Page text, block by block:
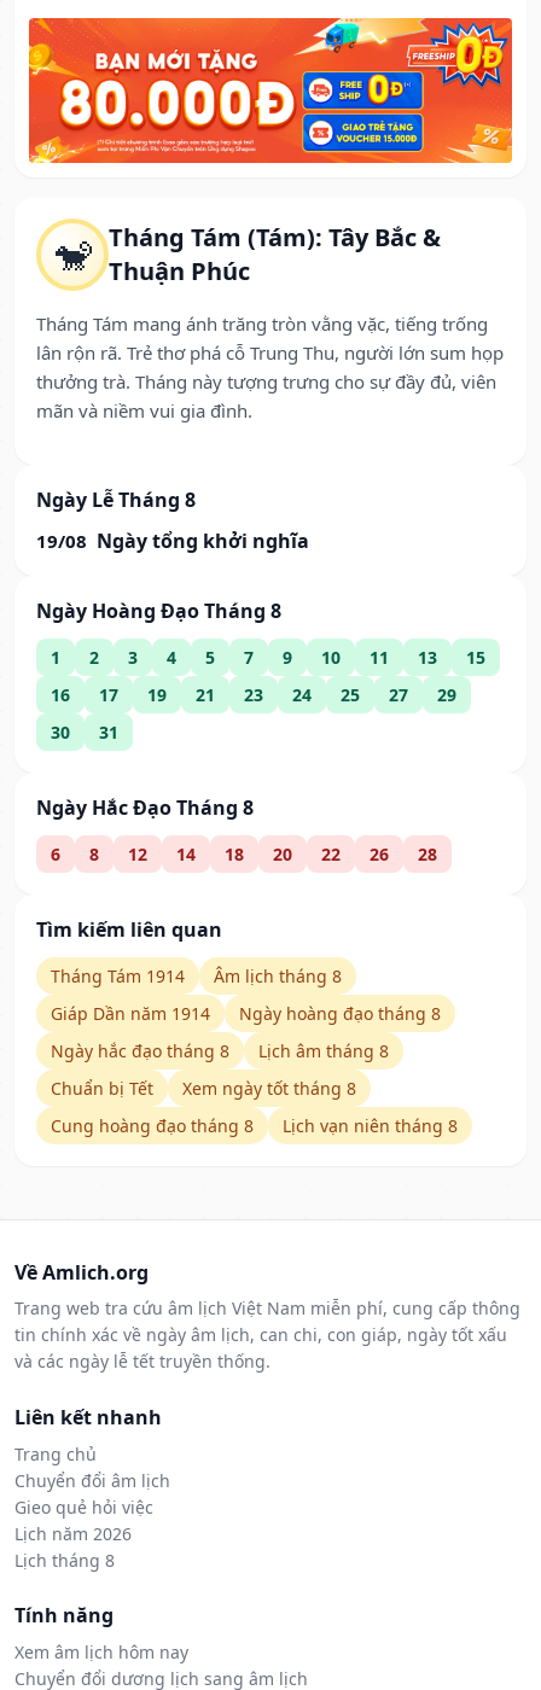
🐒 Tháng Tám (Tám): Tây Bắc &
Thuận Phúc
Tháng Tám mang ánh trăng tròn vằng vặc, tiếng trống
lân rộn rã. Trẻ thơ phá cỗ Trung Thu, người lớn sum họp
thưởng trà. Tháng này tượng trưng cho sự đầy đủ, viên
mãn và niềm vui gia đình.
Ngày Lễ Tháng 8
19/08 Ngày tổng khởi nghĩa
Ngày Hoàng Đạo Tháng 8
1 2 3 4 5 7 9 10 11 13
15
16
17 19 21 23 24 25 27
29
30
31
Ngày Hắc Đạo Tháng 8
6 8 12 14 18 20 22 26 28
Tìm kiếm liên quan
Tháng Tám 1914
Âm lịch tháng 8
Giáp Dần năm 1914
Ngày hoàng đạo tháng 8
Ngày hắc đạo tháng 8
Lịch âm tháng 8
Chuẩn bị Tết
Xem ngày tốt tháng 8
Cung hoàng đạo tháng 8
Lịch vạn niên tháng 8
Về Amlich.org
Trang web tra cứu âm lịch Việt Nam miễn phí, cung cấp thông
tin chính xác về ngày âm lịch, can chi, con giáp, ngày tốt xấu
và các ngày lễ tết truyền thống.
Liên kết nhanh
Trang chủ
Chuyển đổi âm lịch
Gieo quẻ hỏi việc
Lịch năm 2026
Lịch tháng 8
Tính năng
Xem âm lịch hôm nay
Chuyển đổi dương lịch sang âm lịch